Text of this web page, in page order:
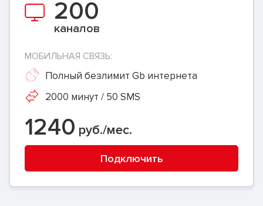
200
каналов
МОБИЛЬНАЯ СВЯЗЬ:
Полный безлимит Gb интернета
2000 минут / 50 SMS
1240 руб./мес.
Подключить